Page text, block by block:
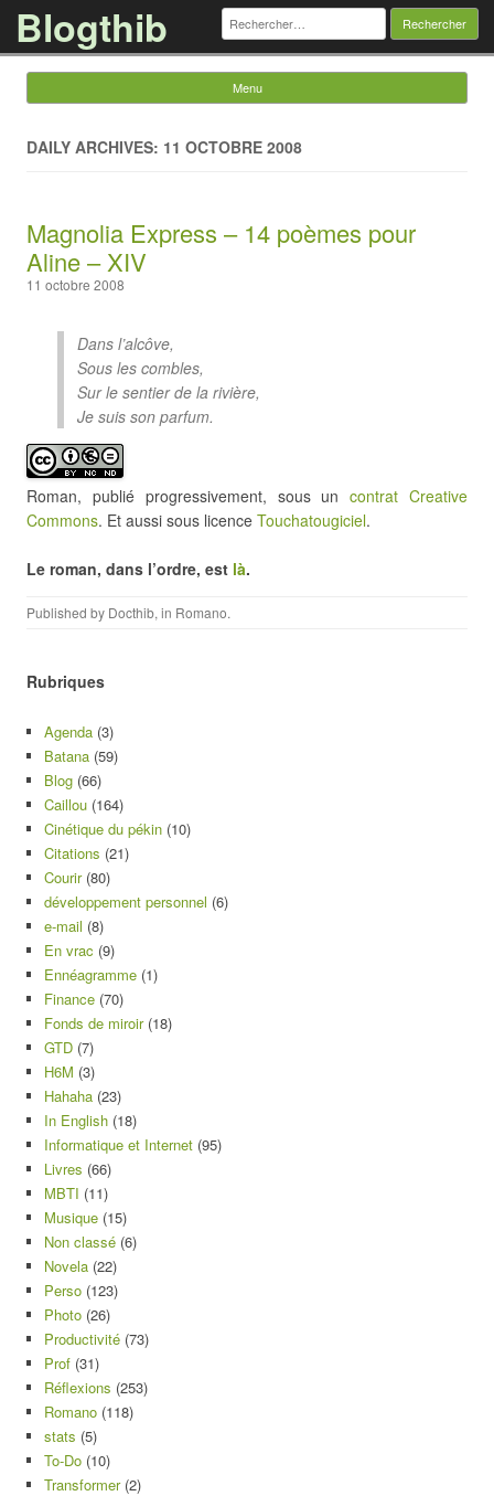
Blogthib Rechercher :
Menu
DAILY ARCHIVES: 11 OCTOBRE 2008
Magnolia Express – 14 poèmes pour
Aline – XIV
11 octobre 2008
Dans l’alcôve,
Sous les combles,
Sur le sentier de la rivière,
Je suis son parfum.
Roman, publié progressivement, sous uncontrat Creative
Commons. Et aussi sous licence Touchatougiciel.
Le roman, dans l’ordre, est là.
Published by Docthib, in Romano.
Rubriques
Agenda (3)
Batana (59)
Blog (66)
Caillou (164)
Cinétique du pékin (10)
Citations (21)
Courir(80)
développement personnel (6)
e-mail (8)
En vrac (9)
Ennéagramme (1)
Finance (70)
Fonds de miroir(18)
GTD (7)
H6M (3)
Hahaha (23)
In English (18)
Informatique et Internet (95)
Livres (66)
MBTI (11)
Musique (15)
Non classé (6)
Novela (22)
Perso (123)
Photo (26)
Productivité (73)
Prof (31)
Réflexions (253)
Romano (118)
stats (5)
To-Do (10)
Transformer(2)